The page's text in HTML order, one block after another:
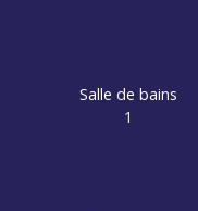
Salle de bains
1